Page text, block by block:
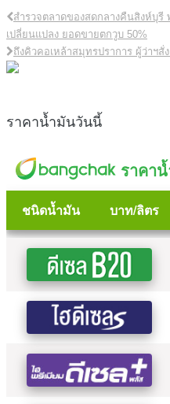
สำรวจตลาดของสดกลางคืนสิงห์บุรี
เปลี่ยนแปลง ยอดขายตกวูบ 50%
ถึงคิวคอเหล้าสมุทรปราการ ผู้ว่าฯสั่
ราคาน้ำมันวันนี้